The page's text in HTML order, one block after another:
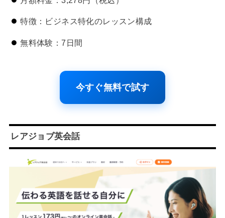
特徴：ビジネス特化のレッスン構成
無料体験：7日間
今すぐ無料で試す
レアジョブ英会話